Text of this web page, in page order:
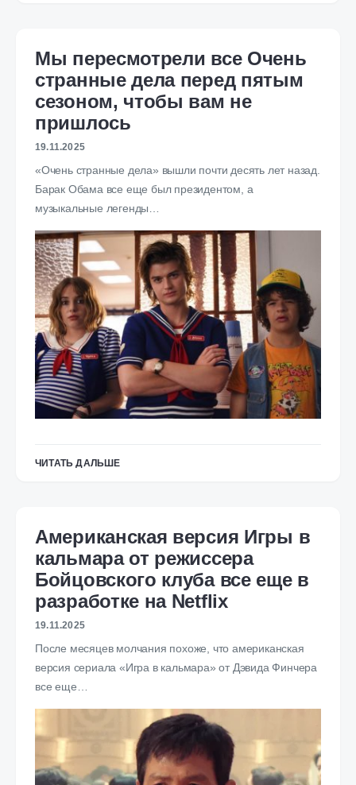
Мы пересмотрели все Очень
странные дела перед пятым
сезоном, чтобы вам не
пришлось
19.11.2025
«Очень странные дела» вышли почти десять лет назад.
Барак Обама все еще был президентом, а
музыкальные легенды…
ЧИТАТЬ ДАЛЬШЕ
Американская версия Игры в
кальмара от режиссера
Бойцовского клуба все еще в
разработке на Netflix
19.11.2025
После месяцев молчания похоже, что американская
версия сериала «Игра в кальмара» от Дэвида Финчера
все еще…